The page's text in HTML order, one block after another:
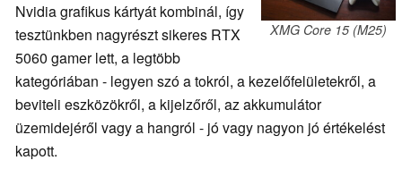
XMG Core 15 (M25)
Nvidia grafikus kártyát kombinál, így
tesztünkben nagyrészt sikeres RTX
5060 gamer lett, a legtöbb
kategóriában - legyen szó a tokról, a kezelőfelületekről, a
beviteli eszközökről, a kijelzőről, az akkumulátor
üzemidejéről vagy a hangról - jó vagy nagyon jó értékelést
kapott.